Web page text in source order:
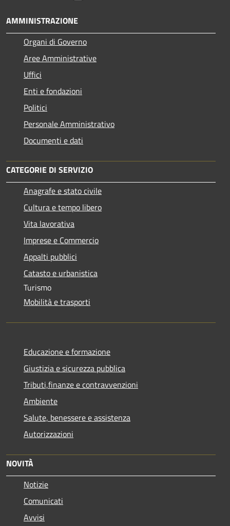
AMMINISTRAZIONE
Organi di Governo
Aree Amministrative
Uffici
Enti e fondazioni
Politici
Personale Amministrativo
Documenti e dati
CATEGORIE DI SERVIZIO
Anagrafe e stato civile
Cultura e tempo libero
Vita lavorativa
Imprese e Commercio
Appalti pubblici
Catasto e urbanistica
Turismo
Mobilità e trasporti
Educazione e formazione
Giustizia e sicurezza pubblica
Tributi,finanze e contravvenzioni
Ambiente
Salute, benessere e assistenza
Autorizzazioni
NOVITÀ
Notizie
Comunicati
Avvisi